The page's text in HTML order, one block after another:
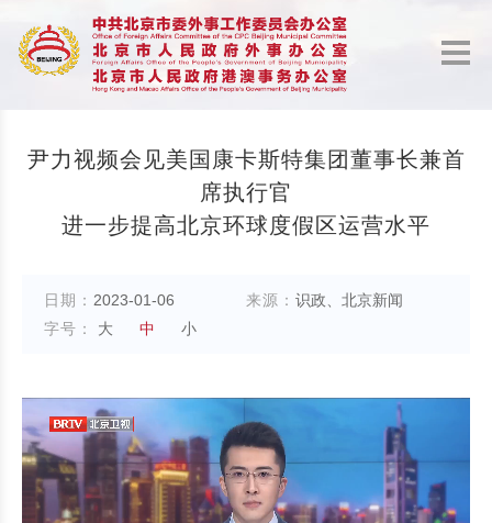
尹力视频会见美国康卡斯特集团董事长兼首
席执行官
进一步提高北京环球度假区运营水平
日期： 2023-01-06 来源： 识政、北京新闻
字号：
大 中 小